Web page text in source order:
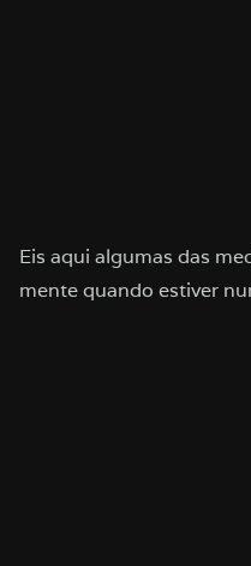
Eis aqui algumas das
mente quando estiver